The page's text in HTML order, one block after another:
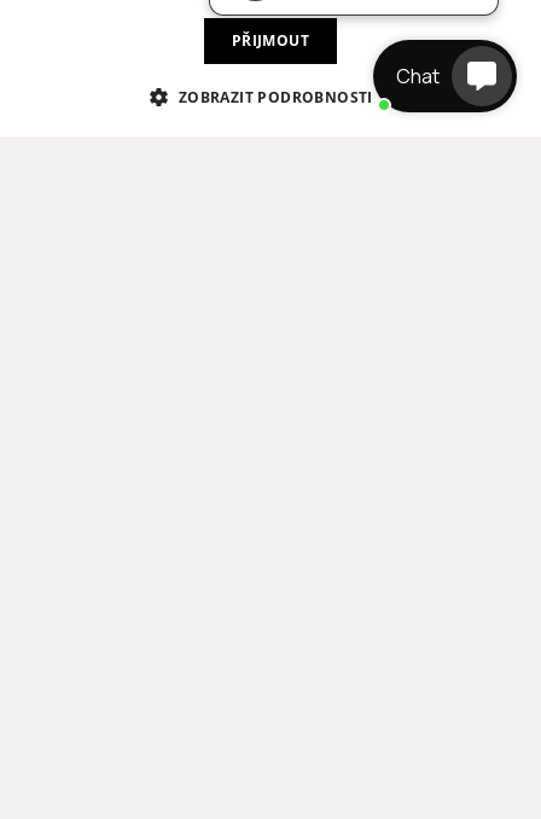
BYTOVYARCHITEKT@ALNUS.CZ
+420 604 272 004
PŘIJMOUT
ZOBRAZIT PODROBNOSTI
Chat